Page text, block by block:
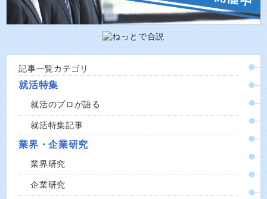
記事一覧カテゴリ
就活特集
就活のプロが語る
就活特集記事
業界・企業研究
業界研究
企業研究